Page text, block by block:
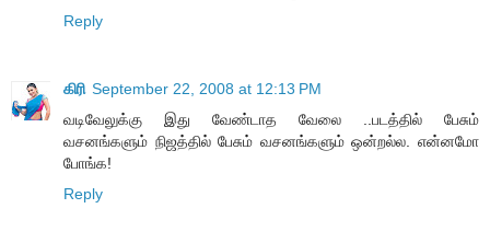
Reply
கிரி September 22, 2008 at 12:13 PM
வடிவேலுக்கு இது வேண்டாத வேலை ..படத்தில் பேசும்
வசனங்களும் நிஜத்தில் பேசும் வசனங்களும் ஒன்றல்ல. என்னமோ
போங்க!
Reply